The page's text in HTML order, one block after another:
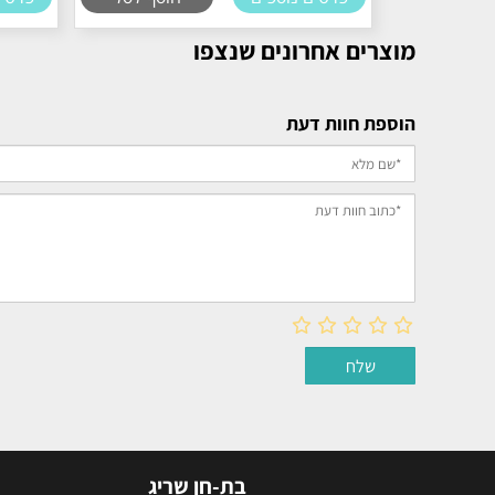
מוצרים אחרונים שנצפו
הוספת חוות דעת
בת-חן שריג